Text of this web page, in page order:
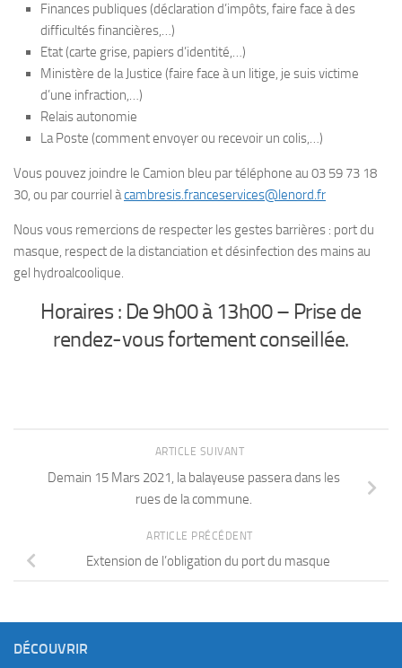
Finances publiques (déclaration d’impôts, faire face à des
difficultés financières,…)
Etat (carte grise, papiers d’identité,…)
Ministère de la Justice (faire face à un litige, je suis victime
d’une infraction,…)
Relais autonomie
La Poste (comment envoyer ou recevoir un colis,…)
Vous pouvez joindre le Camion bleu par téléphone au 03 59 73 18
30, ou par courriel àcambresis.franceservices@lenord.fr
Nous vous remercions de respecter les gestes barrières : port du
masque, respect de la distanciation et désinfection des mains au
gel hydroalcoolique.
Horaires : De 9h00 à 13h00 – Prise de
rendez-vous fortement conseillée.
ARTICLE SUIVANT
Demain 15 Mars 2021, la balayeuse passera dans les
rues de la commune.
ARTICLE PRÉCÉDENT
Extension de l’obligation du port du masque
DÉCOUVRIR